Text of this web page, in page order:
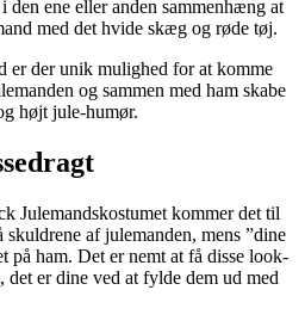
den ene eller anden sammenhæng at
med det hvide skæg og røde tøj.
er der unik mulighed for at komme
og sammen med ham skabe
højt jule-humør.
Julemandskostumet kommer det til
skuldrene af julemanden, mens ”dine
på ham. Det er nemt at få disse look-
det er dine ved at fylde dem ud med